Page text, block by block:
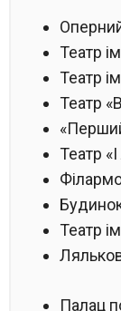
Театр
Театр
Театр
Театр
Театр
Палац